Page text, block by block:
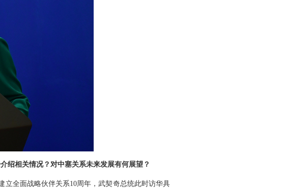
绍相关情况？对中塞关系未来发展有何展望？
全面战略伙伴关系10周年，武契奇总统此时访华具